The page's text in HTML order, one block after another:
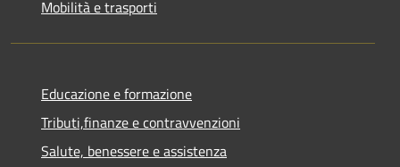
Mobilità e trasporti
Educazione e formazione
Tributi,finanze e contravvenzioni
Salute, benessere e assistenza